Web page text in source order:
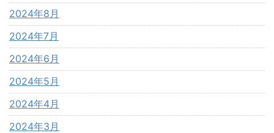
2024年8月
2024年7月
2024年6月
2024年5月
2024年4月
2024年3月